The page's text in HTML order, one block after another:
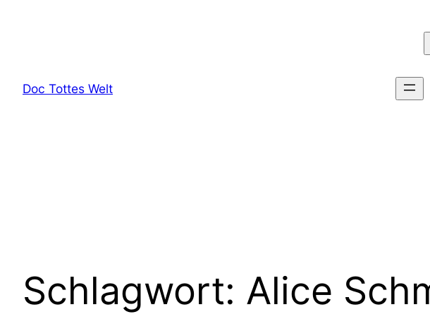
Doc Tottes Welt
Schlagwort: Alice